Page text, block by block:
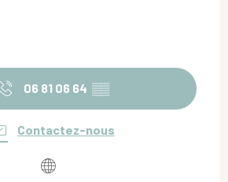
06 81 06 64 ▒▒
Contactez-nous